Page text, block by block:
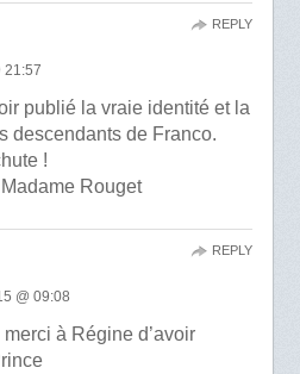
21:57
publié la vraie identité et la
descendants de Franco.
!
Rouget
REPLY
@ 09:08
à Régine d’avoir
REPLY